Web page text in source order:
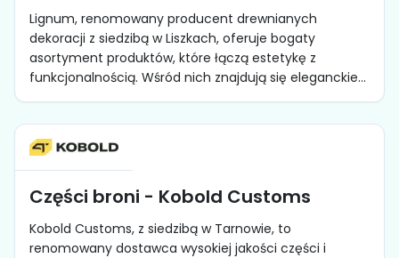
Lignum, renomowany producent drewnianych
dekoracji z siedzibą w Liszkach, oferuje bogaty
asortyment produktów, które łączą estetykę z
funkcjonalnością. Wśród nich znajdują się eleganckie...
Części broni - Kobold Customs
Kobold Customs, z siedzibą w Tarnowie, to
renomowany dostawca wysokiej jakości części i